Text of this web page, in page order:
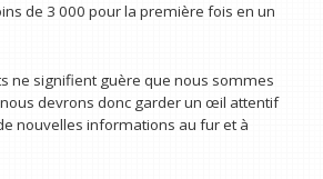
de 3 000 pour la première fois en un
ne signifient guère que nous sommes
devrons donc garder un œil attentif
nouvelles informations au fur et à